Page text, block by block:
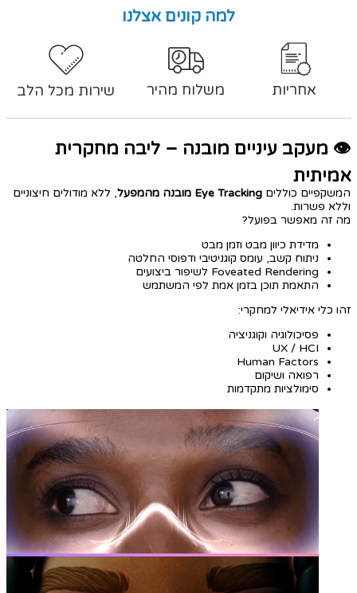
למה קונים אצלנו
אחריות משלוח מהיר שירות מכל הלב
👁️ מעקב עיניים מובנה – ליבה מחקרית
אמיתית
המשקפיים כוללים Eye Tracking מובנה מהמפעל
, ללא מודולים חיצוניים
וללא פשרות.
מה זה מאפשר בפועל?
מדידת כיוון מבט וזמן מבט
ניתוח קשב, עומס קוגניטיבי ודפוסי החלטה
Foveated Rendering לשיפור ביצועים
התאמת תוכן בזמן אמת לפי המשתמש
זהו כלי אידיאלי למחקרי:
פסיכולוגיה וקוגניציה
UX / HCI
Human Factors
רפואה ושיקום
סימולציות מתקדמות